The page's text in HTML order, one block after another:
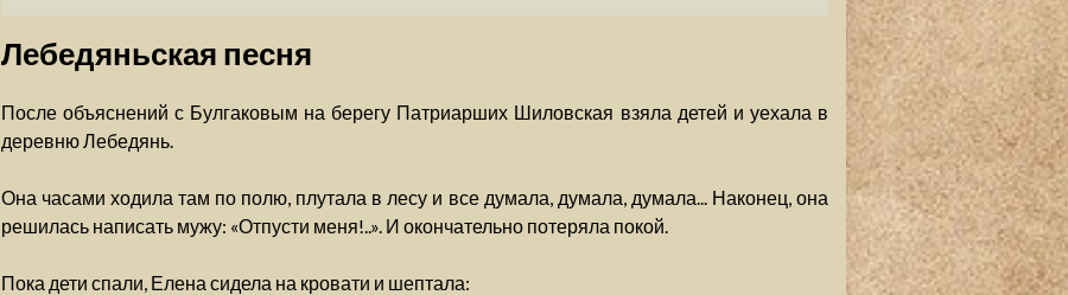
Лебедяньская песня
После объяснений с Булгаковым на берегу Патриарших Шиловская взяла детей и уехала в
деревню Лебедянь.
Она часами ходила там по полю, плутала в лесу и все думала, думала, думала... Наконец, она
решилась написать мужу: «Отпусти меня!..». И окончательно потеряла покой.
Пока дети спали, Елена сидела на кровати и шептала: